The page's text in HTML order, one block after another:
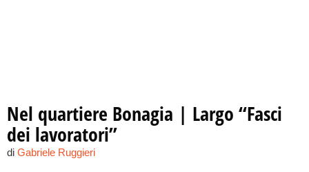
Nel quartiere Bonagia | Largo “Fasci
dei lavoratori”
di Gabriele Ruggieri